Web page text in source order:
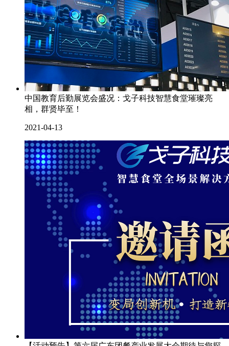
中国教育后勤展览会盛况：戈子科技智慧食堂璀璨亮
相，群贤毕至！
2021-04-13